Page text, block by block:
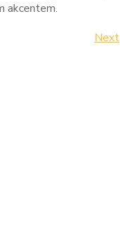
akcentem.
Next
Next